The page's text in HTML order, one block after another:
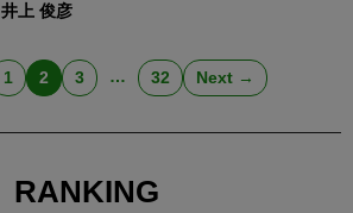
井上 俊彦
1 2 3 … 32 Next →
RANKING